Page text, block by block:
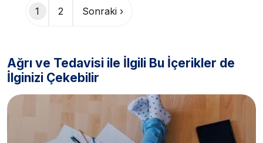
1 2 Sonraki ›
Ağrı ve Tedavisi ile İlgili Bu İçerikler de
İlginizi Çekebilir